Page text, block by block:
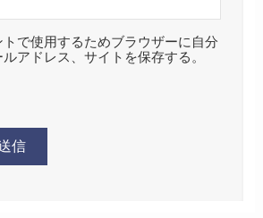
トで使用するためブラウザーに自分
アドレス、サイトを保存する。